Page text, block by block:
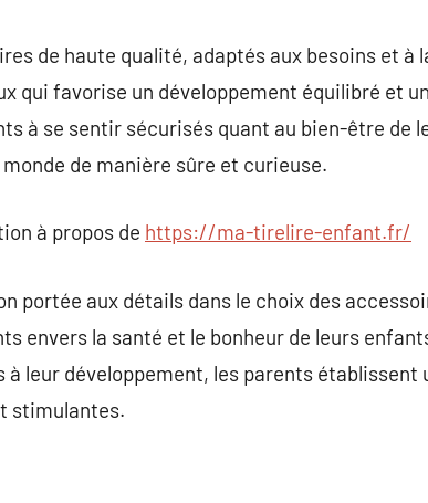
de haute qualité, adaptés aux besoins et
qui favorise un développement équilibré et
à se sentir sécurisés quant au bien-être de
de manière sûre et curieuse.
à propos de https://ma-tirelire-enfant.fr/
portée aux détails dans le choix des
envers la santé et le bonheur de leurs
leur développement, les parents établissent
stimulantes.